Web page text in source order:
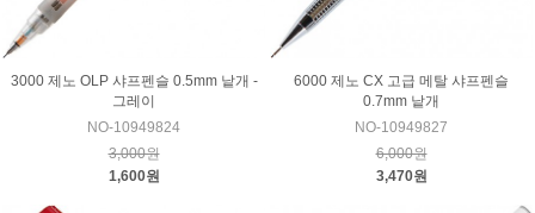
3000 제노 OLP 샤프펜슬 0.5mm 낱개 -
그레이
NO-10949824
3,000원
1,600원
6000 제노 CX 고급 메탈 샤프펜슬
0.7mm 낱개
NO-10949827
6,000원
3,470원